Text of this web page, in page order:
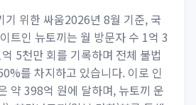
기 위한 싸움2026년 8월 기준, 국
트인 뉴토끼는 월 방문자 수 1억 3
5천만 회를 기록하며 전체 불법
를 차지하고 있습니다. 이로 인
약 398억 원에 달하며, 뉴토끼 운